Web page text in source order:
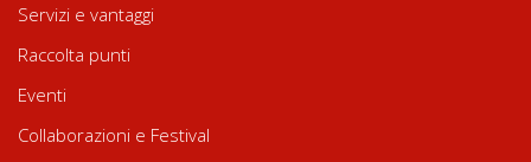
Servizi e vantaggi
Raccolta punti
Eventi
Collaborazioni e Festival